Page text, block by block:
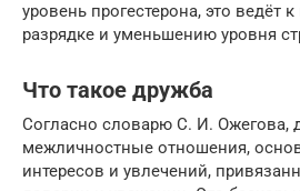
уровень прогестерона, это ведёт
разрядке и уменьшению уровня
Что такое дружба
Согласно словарю С. И. Ожегова,
межличностные отношения,
интересов и увлечений,